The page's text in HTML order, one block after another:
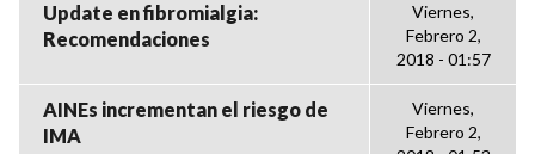
Update en fibromialgia:
Recomendaciones
Viernes,
Febrero 2,
2018 - 01:57
AINEs incrementan el riesgo de
IMA
Viernes,
Febrero 2,